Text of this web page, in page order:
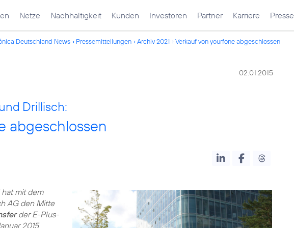
Netze Nachhaltigkeit Kunden Investoren Partner Karriere Presse
Deutschland News Pressemitteilungen Archiv 2021 Verkauf von yourfone abgeschlossen
02.01.2015
Drillisch:
abgeschlossen
hat mit dem
AG den Mitte
der E-Plus-
2015